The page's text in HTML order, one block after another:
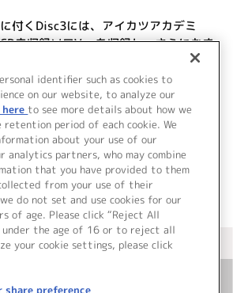
付くDisc3には、アイカツアカデミ
未収録ソロVer.を収録し、さらにおま
典としてリアルデミカ（アイカツアカ
態ごとに各1種封入。
ログサイト トップページへ
identifier such as cookies to
on our website, to analyze our
here to see more details about how we
retention period of each cookie. We
about your use of our
partners, who may combine
that you have provided to them
from your use of their
do not set and use cookies for our
of age. Please click “Reject All
under the age of 16 or to reject all
your cookie settings, please click
share preference